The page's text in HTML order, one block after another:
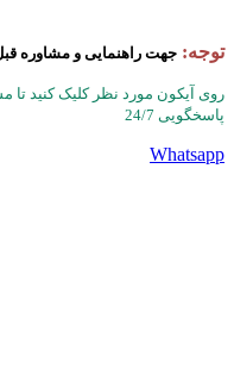
توجه: جهت راهنمایی و مشاوره
روی آیکون مورد نظر کلیک کنید
پاسخگویی 24/7
Whatsapp